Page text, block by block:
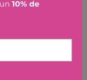
10% de